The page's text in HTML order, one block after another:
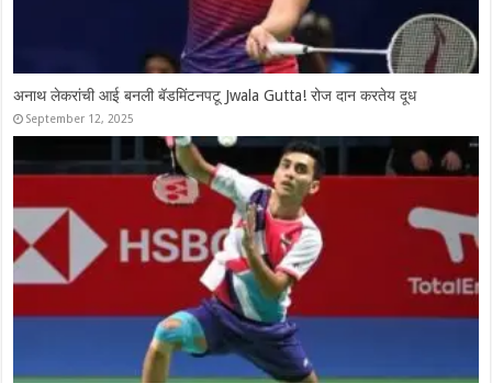
Syed Modi International 2025: चार भारतीय उपांत्य फेरीत दाखल, श्रीकांतचे
दमदार कमबॅक
November 28, 2025